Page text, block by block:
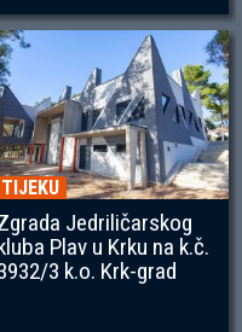
Jedriličarskog
Plav u Krku na k.č.
3 k.o. Krk-grad